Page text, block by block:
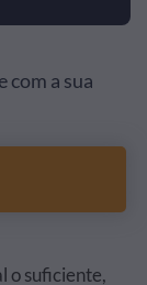
com a sua
o suficiente,